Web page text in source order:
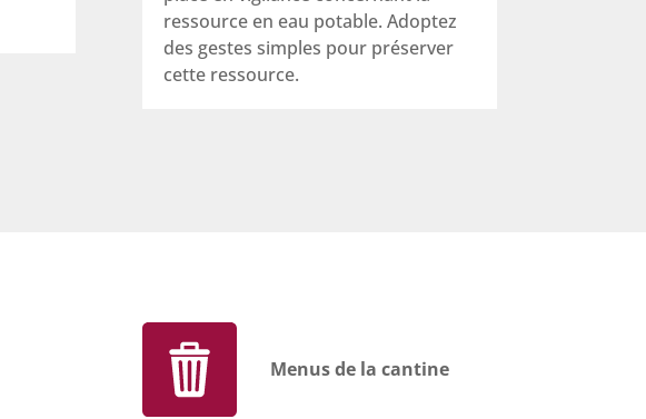
ressource en eau potable. Adoptez
des gestes simples pour préserver
cette ressource.
Menus de la cantine